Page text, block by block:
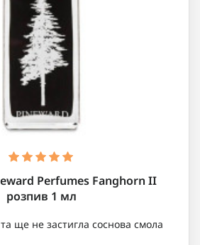
Perfumes Fanghorn II
розпив 1 мл
та ще не застигла соснова смола